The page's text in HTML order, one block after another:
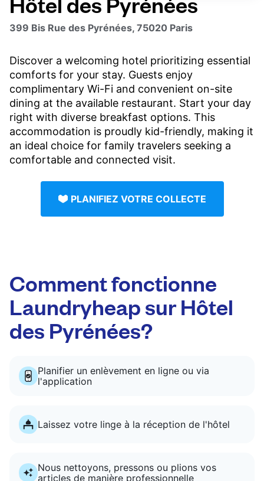
399 Bis Rue des Pyrénées, 75020 Paris
Discover a welcoming hotel prioritizing essential
comforts for your stay. Guests enjoy
complimentary Wi-Fi and convenient on-site
dining at the available restaurant. Start your day
right with diverse breakfast options. This
accommodation is proudly kid-friendly, making it
an ideal choice for family travelers seeking a
comfortable and connected visit.
PLANIFIEZ VOTRE COLLECTE
Comment fonctionne
Laundryheap sur Hôtel
des Pyrénées?
Planifier un enlèvement en ligne ou via
l'application
Laissez votre linge à la réception de l'hôtel
Nous nettoyons, pressons ou plions vos
articles de manière professionnelle